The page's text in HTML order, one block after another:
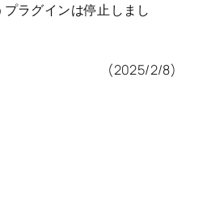
ラグインは停止しまし
(2025/2/8)